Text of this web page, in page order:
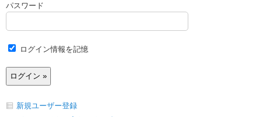
パスワード
ログイン情報を記憶
新規ユーザー登録